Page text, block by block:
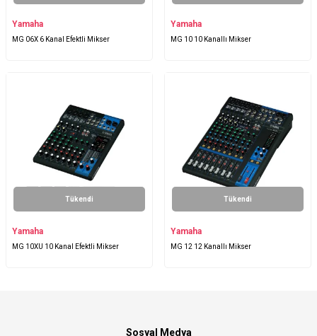
Yamaha
MG 06X 6 Kanal Efektli Mikser
Yamaha
MG 10 10 Kanallı Mikser
Tükendi
Yamaha
MG 10XU 10 Kanal Efektli Mikser
Tükendi
Yamaha
MG 12 12 Kanallı Mikser
Sosyal Medya